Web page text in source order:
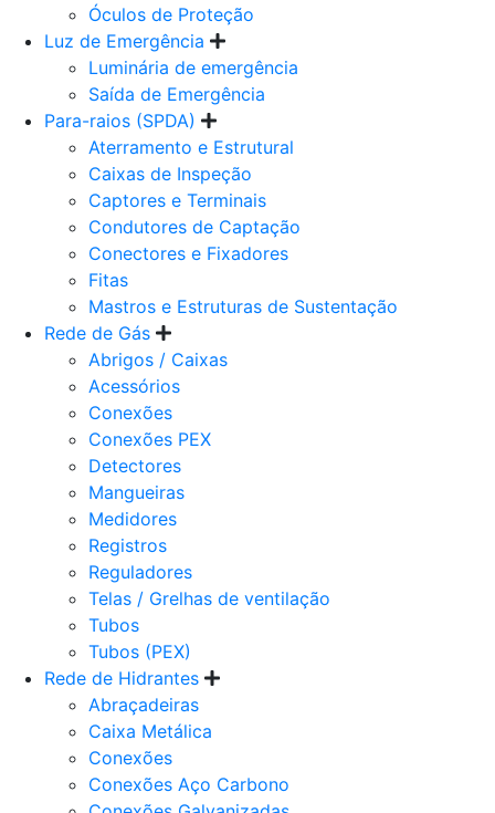
Óculos de Proteção
Luz de Emergência
Luminária de emergência
Saída de Emergência
Para-raios (SPDA)
Aterramento e Estrutural
Caixas de Inspeção
Captores e Terminais
Condutores de Captação
Conectores e Fixadores
Fitas
Mastros e Estruturas de Sustentação
Rede de Gás
Abrigos / Caixas
Acessórios
Conexões
Conexões PEX
Detectores
Mangueiras
Medidores
Registros
Reguladores
Telas / Grelhas de ventilação
Tubos
Tubos (PEX)
Rede de Hidrantes
Abraçadeiras
Caixa Metálica
Conexões
Conexões Aço Carbono